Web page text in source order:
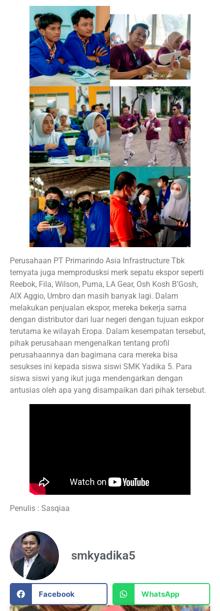
Perusahaan PT Primarindo Asia Infrastructure Tbk
ternyata juga memprodusksi merk sepatu ekspor seperti
Reebok, Fila, Wilson, Puma, LA Gear, Osh Kosh B’Gosh,
AIX Aggio, Umbro dan masih banyak lagi. Dalam
melakukan penjualan ekspor, mereka bekerja sama
dengan distributor dari luar negeri dengan tujuan eskpor
terutama ke wilayah Eropa. Dalam kesempatan tersebut,
pihak perusahaan mengenalkan tentang profil
perusahaannya dan bagimana cara mereka bisa
sesukses ini kepada siswa siswi SMK Yadika 5. Para
siswa siswi yang ikut juga mendengarkan dengan
antusias oleh apa yang disampaikan dari pihak tersebut.
Penulis : Sasqiaa
smkyadika5
Facebook WhatsApp